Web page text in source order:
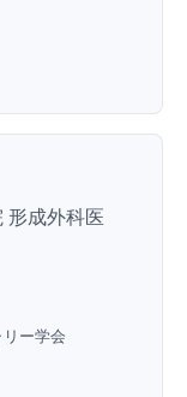
形成外科医
ー学会